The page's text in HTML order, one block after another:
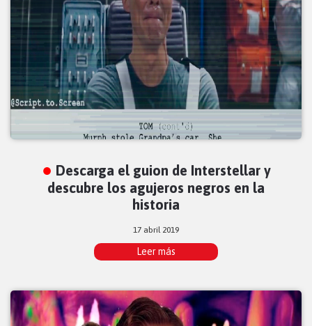
Descarga el guion de Interstellar y
descubre los agujeros negros en la
historia
17 abril 2019
Leer más